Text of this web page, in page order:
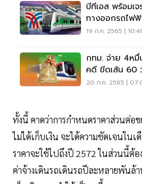
บีทีเอส พร้อมเ
ทางออกรถไฟฟ้
หนี้ 4 หมื่นล้าน
19 ก.ค. 2565 |
กทม. จ่าย 4หมื่
คดี ขีดเส้น 60
สายสีเขียว
20 ก.ค. 2565 |
ทั้งนี้ คาดว่าการกำหนดราคาส่วนต่อ
ไม่ได้เก็บเงิน จะได้ความชัดเจนใน
ราคาจะใช้ไปถึงปี 2572 ในส่วนนี้ต้อ
ค่าจ้างเดินรถเดินรถปีละหลายพันล้